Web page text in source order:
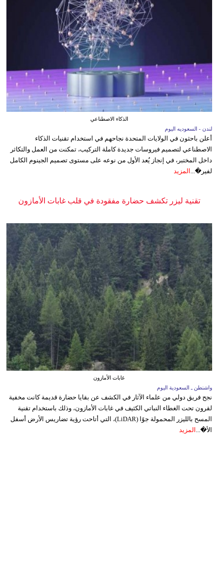
الذكاء الاصطناعي
لندن - السعوديه اليوم
أعلن باحثون في الولايات المتحدة نجاحهم في استخدام تقنيات الذكاء
الاصطناعي لتصميم فيروسات جديدة كاملة التركيب، تمكنت من العمل والتكاثر
داخل المختبر، في إنجاز يُعد الأول من نوعه على مستوى تصميم الجينوم الكامل
لفير�... المزيد
تقنية ليزر تكشف حضارة مفقودة في قلب غابات الأمازون
غابات الأمازون
واشنطن ـ السعودية اليوم
نجح فريق دولي من علماء الآثار في الكشف عن بقايا حضارة قديمة كانت مخفية
لقرون تحت الغطاء النباتي الكثيف في غابات الأمازون، وذلك باستخدام تقنية
المسح بالليزر المحمولة جوًا (LiDAR)، التي أتاحت رؤية تضاريس الأرض أسفل
الأ�... المزيد